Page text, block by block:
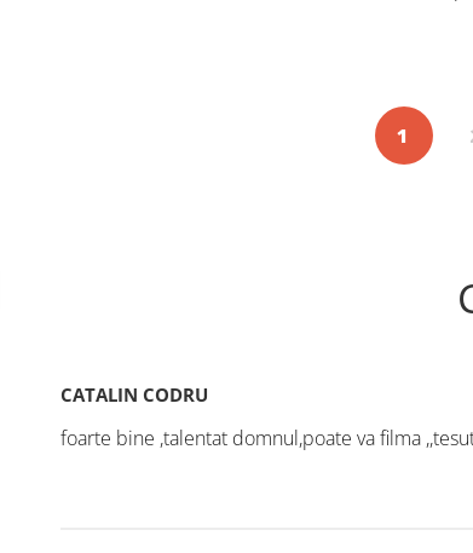
1
CATALIN CODRU
foarte bine ,talentat domnul,poate va filma